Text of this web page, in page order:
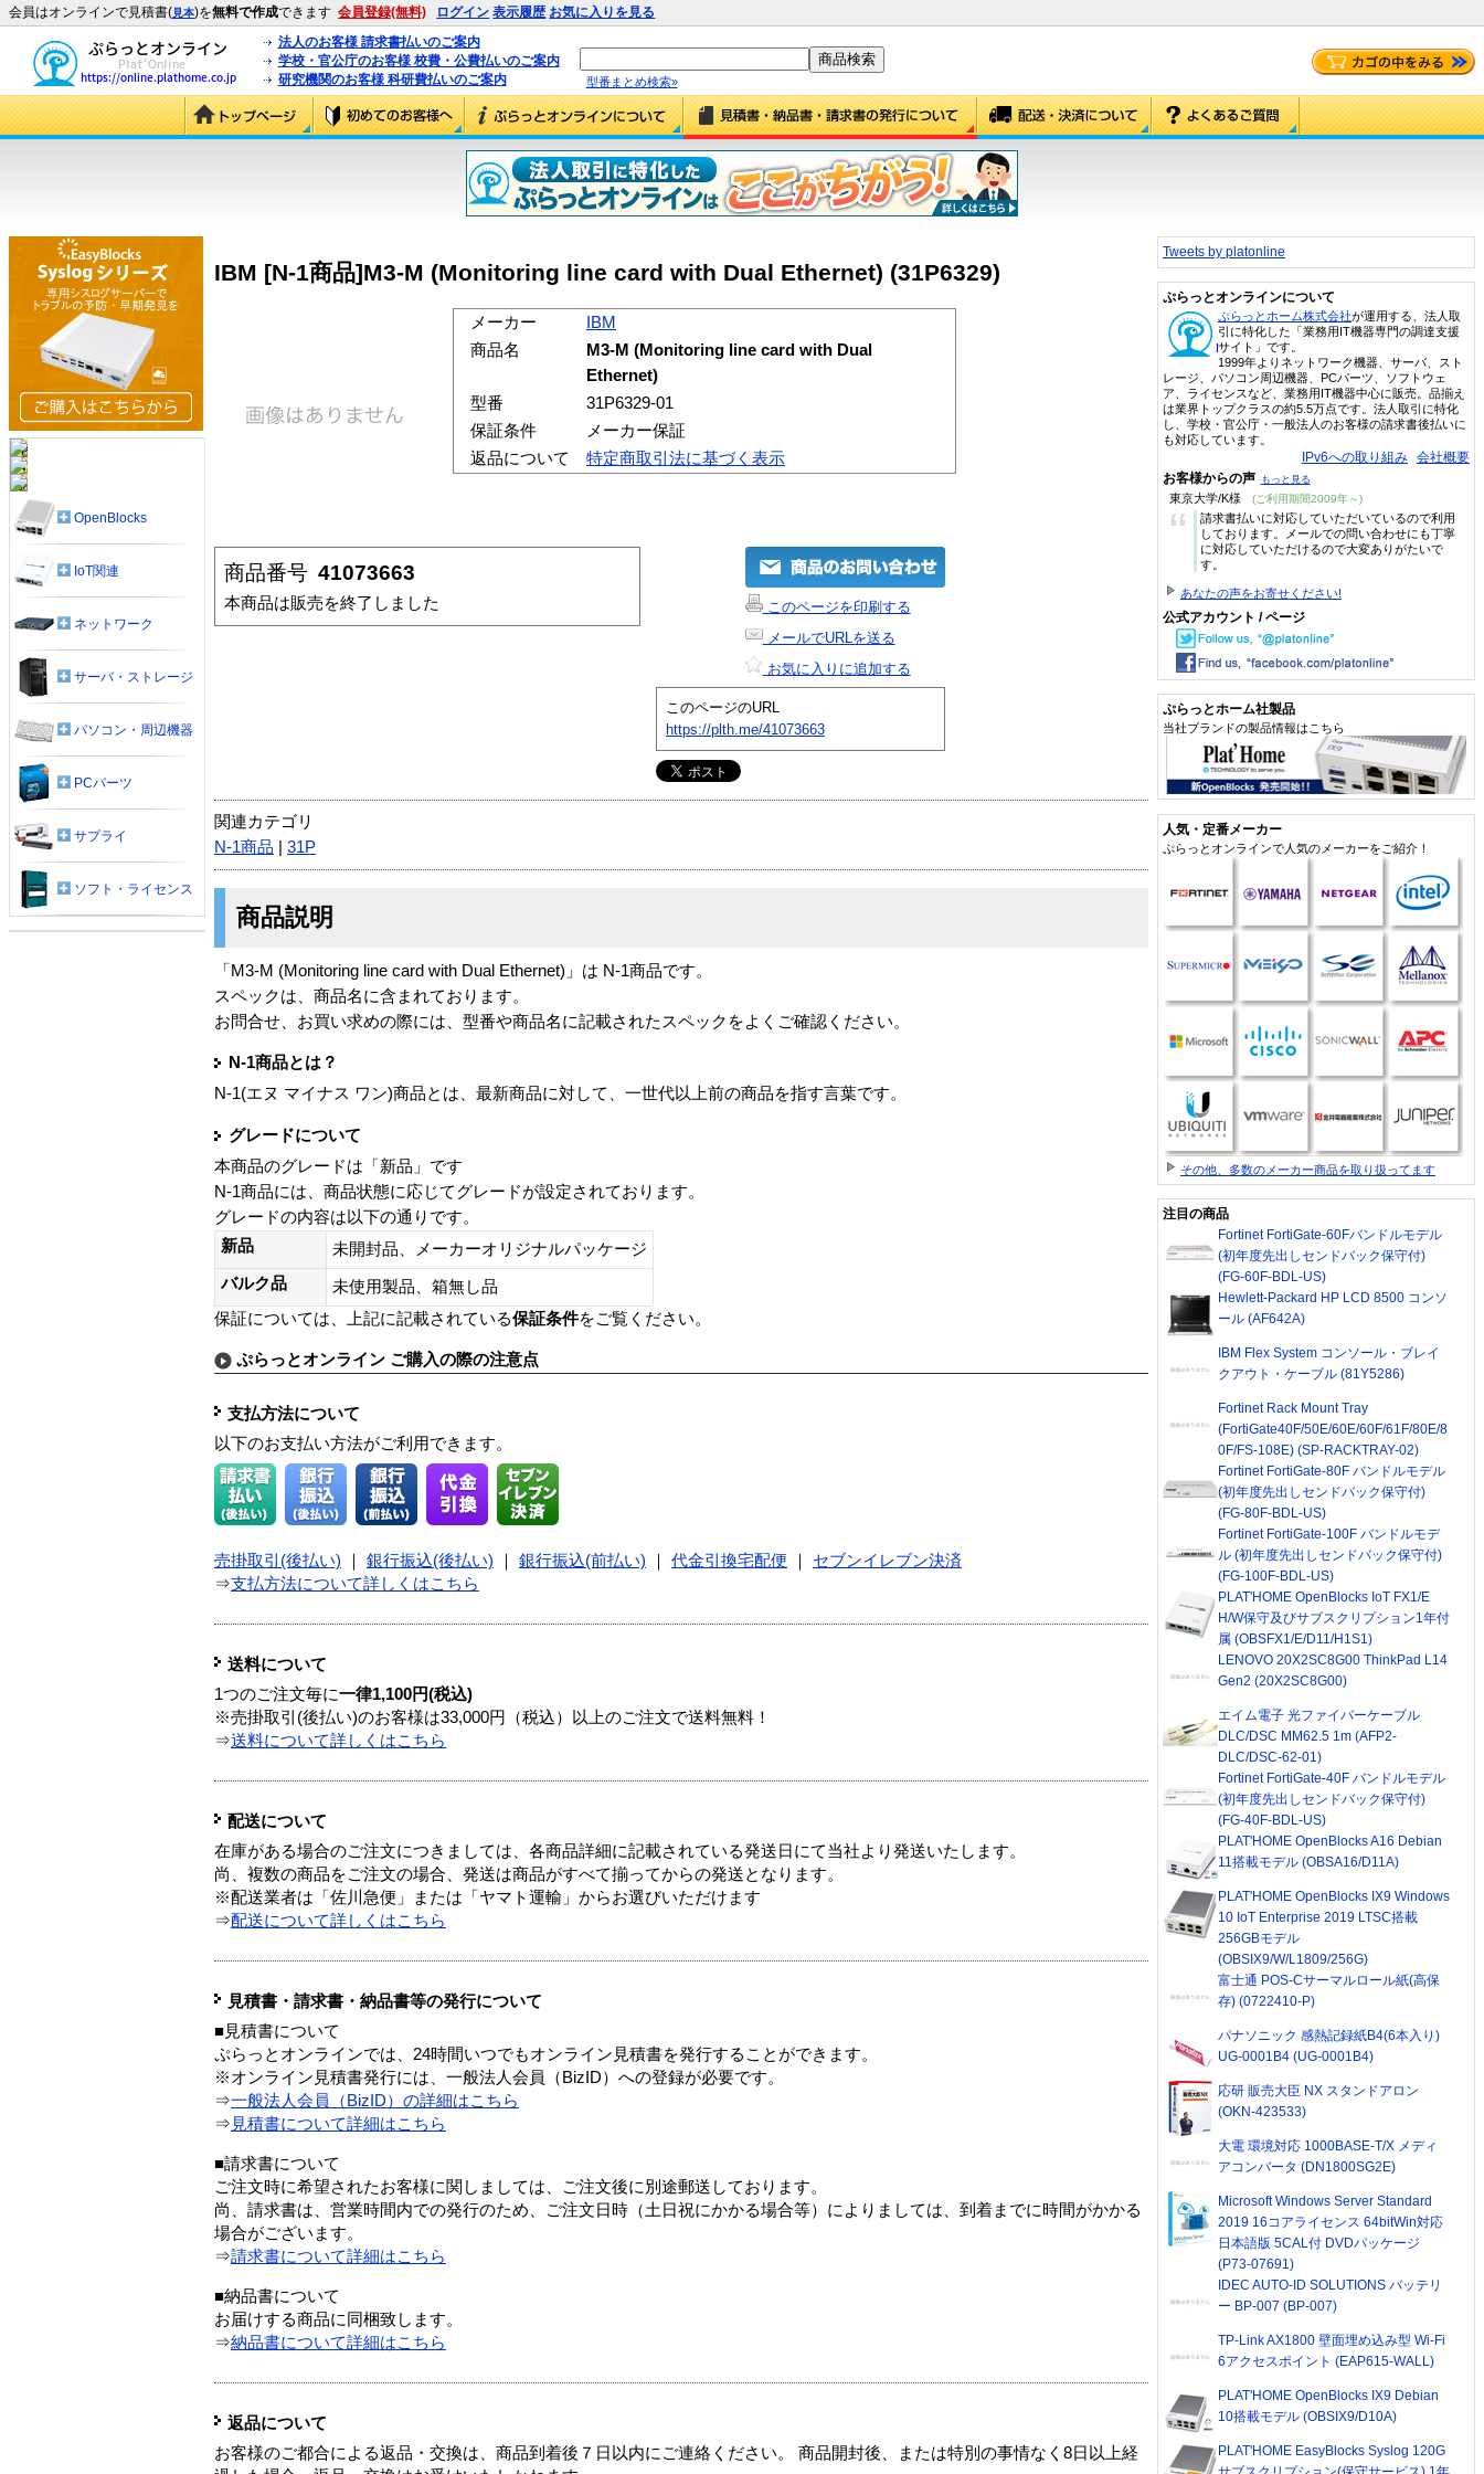
会員はオンラインで見積書(見本)を無料で作成できます 会員登録(無料) ログイン 表示履歴 お気に入りを見る
法人のお客様 請求書払いのご案内
学校・官公庁のお客様 校費・公費払いのご案内
研究機関のお客様 科研費払いのご案内
型番まとめ検索»
IBM [N-1商品]M3-M (Monitoring line card with Dual Ethernet) (31P6329)
メーカー
IBM
商品名
M3-M (Monitoring line card with Dual
Ethernet)
型番
31P6329-01
保証条件
メーカー保証
返品について
特定商取引法に基づく表示
商品番号 41073663
本商品は販売を終了しました
このページを印刷する
メールでURLを送る
お気に入りに追加する
このページのURL
https://plth.me/41073663
関連カテゴリ
N-1商品
31P
商品説明
「M3-M (Monitoring line card with Dual Ethernet)」は N-1商品です。
スペックは、商品名に含まれております。
お問合せ、お買い求めの際には、型番や商品名に記載されたスペックをよくご確認ください。
N-1商品とは？
N-1(エヌ マイナス ワン)商品とは、最新商品に対して、一世代以上前の商品を指す言葉です。
グレードについて
本商品のグレードは「新品」です
N-1商品には、商品状態に応じてグレードが設定されております。
グレードの内容は以下の通りです。
新品
未開封品、メーカーオリジナルパッケージ
バルク品
未使用製品、箱無し品
保証については、上記に記載されている保証条件をご覧ください。
ぷらっとオンライン ご購入の際の注意点
支払方法について
以下のお支払い方法がご利用できます。
売掛取引(後払い) 銀行振込(後払い) 銀行振込(前払い) 代金引換宅配便
セブンイレブン決済
⇒支払方法について詳しくはこちら
送料について
1つのご注文毎に一律1,100円(税込)
※売掛取引(後払い)のお客様は33,000円（税込）以上のご注文で送料無料！
⇒送料について詳しくはこちら
配送について
在庫がある場合のご注文につきましては、各商品詳細に記載されている発送日にて当社より発送いたします。
尚、複数の商品をご注文の場合、発送は商品がすべて揃ってからの発送となります。
※配送業者は「佐川急便」または「ヤマト運輸」からお選びいただけます
⇒配送について詳しくはこちら
見積書・請求書・納品書等の発行について
■見積書について
ぷらっとオンラインでは、24時間いつでもオンライン見積書を発行することができます。
※オンライン見積書発行には、一般法人会員（BizID）への登録が必要です。
⇒一般法人会員（BizID）の詳細はこちら
⇒ 見積書について詳細はこちら
■請求書について
ご注文時に希望されたお客様に関しましては、ご注文後に別途郵送しております。
尚、請求書は、営業時間内での発行のため、ご注文日時（土日祝にかかる場合等）によりましては、到着までに時間がかかる
場合がございます。
⇒請求書について詳細はこちら
■納品書について
お届けする商品に同梱致します。
⇒納品書について詳細はこちら
返品について
お客様のご都合による返品・交換は、商品到着後７日以内にご連絡ください。 商品開封後、または特別の事情なく8日以上経
OpenBlocks
IoT関連
ネットワーク
サーバ・ストレージ
パソコン・周辺機器
PCパーツ
サプライ
ソフト・ライセンス
Tweets by platonline
ぷらっとオンラインについて
ぷらっとホーム株式会社が運用する、法人取
引に特化した「業務用IT機器専門の調達支援
サイト」です。
1999年よりネットワーク機器、サーバ、スト
レージ、パソコン周辺機器、PCパーツ、ソフトウェ
ア、ライセンスなど、業務用IT機器中心に販売。品揃え
は業界トップクラスの約5.5万点です。法人取引に特化
し、学校・官公庁・一般法人のお客様の請求書後払いに
も対応しています。
IPv6への取り組み 会社概要
お客様からの声 もっと見る
東京大学/K様 (ご利用期間2009年～)
“
請求書払いに対応していただいているので利用
しております。メールでの問い合わせにも丁寧
に対応していただけるので大変ありがたいで
す。
あなたの声をお寄せください!
公式アカウント / ページ
ぷらっとホーム社製品
当社ブランドの製品情報はこちら
人気・定番メーカー
ぷらっとオンラインで人気のメーカーをご紹介！
その他、多数のメーカー商品を取り扱ってます
注目の商品
Fortinet FortiGate-60Fバンドルモデル
(初年度先出しセンドバック保守付)
(FG-60F-BDL-US)
Hewlett-Packard HP LCD 8500 コンソ
ール (AF642A)
IBM Flex System コンソール・ブレイ
クアウト・ケーブル (81Y5286)
Fortinet Rack Mount Tray
(FortiGate40F/50E/60E/60F/61F/80E/8
0F/FS-108E) (SP-RACKTRAY-02)
Fortinet FortiGate-80F バンドルモデル
(初年度先出しセンドバック保守付)
(FG-80F-BDL-US)
Fortinet FortiGate-100F バンドルモデ
ル (初年度先出しセンドバック保守付)
(FG-100F-BDL-US)
PLAT'HOME OpenBlocks IoT FX1/E
H/W保守及びサブスクリプション1年付
属 (OBSFX1/E/D11/H1S1)
LENOVO 20X2SC8G00 ThinkPad L14
Gen2 (20X2SC8G00)
エイム電子 光ファイバーケーブル
DLC/DSC MM62.5 1m (AFP2-
DLC/DSC-62-01)
Fortinet FortiGate-40F バンドルモデル
(初年度先出しセンドバック保守付)
(FG-40F-BDL-US)
PLAT'HOME OpenBlocks A16 Debian
11搭載モデル (OBSA16/D11A)
PLAT'HOME OpenBlocks IX9 Windows
10 IoT Enterprise 2019 LTSC搭載
256GBモデル
(OBSIX9/W/L1809/256G)
富士通 POS-Cサーマルロール紙(高保
存) (0722410-P)
パナソニック 感熱記録紙B4(6本入り)
UG-0001B4 (UG-0001B4)
応研 販売大臣 NX スタンドアロン
(OKN-423533)
大電 環境対応 1000BASE-T/X メディ
アコンバータ (DN1800SG2E)
Microsoft Windows Server Standard
2019 16コアライセンス 64bitWin対応
日本語版 5CAL付 DVDパッケージ
(P73-07691)
IDEC AUTO-ID SOLUTIONS バッテリ
ー BP-007 (BP-007)
TP-Link AX1800 壁面埋め込み型 Wi-Fi
6アクセスポイント (EAP615-WALL)
PLAT'HOME OpenBlocks IX9 Debian
10搭載モデル (OBSIX9/D10A)
PLAT'HOME EasyBlocks Syslog 120G